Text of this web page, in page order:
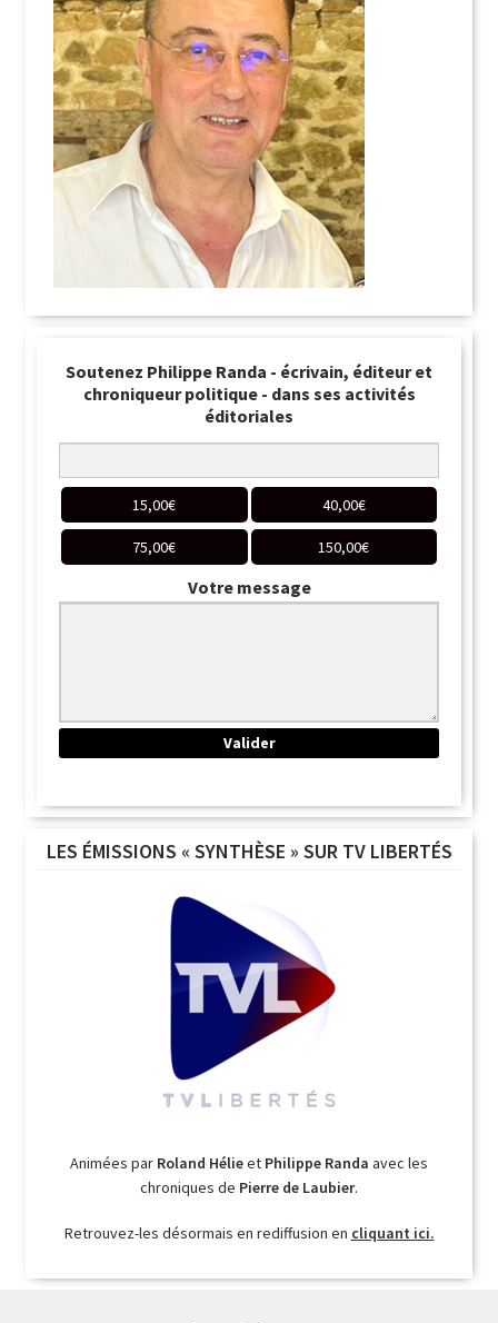
Soutenez Philippe Randa - écrivain, éditeur et
chroniqueur politique - dans ses activités
éditoriales
15,00€ 40,00€
75,00€ 150,00€
Votre message
LES ÉMISSIONS « SYNTHÈSE » SUR TV LIBERTÉS
Animées par Roland Hélieet Philippe Randa avec les
chroniques de Pierre de Laubier.
Retrouvez-les désormais en rediffusion en cliquant ici.